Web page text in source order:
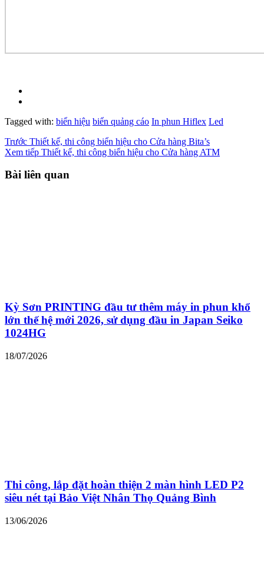
Tagged with: biển hiệu biển quảng cáo In phun Hiflex Led
Trước Thiết kế, thi công biển hiệu cho Cửa hàng Bita’s
Xem tiếp Thiết kế, thi công biển hiệu cho Cửa hàng ATM
Bài liên quan
Kỳ Sơn PRINTING đầu tư thêm máy in phun khổ
lớn thế hệ mới 2026, sử dụng đầu in Japan Seiko
1024HG
18/07/2026
Thi công, lắp đặt hoàn thiện 2 màn hình LED P2
siêu nét tại Bảo Việt Nhân Thọ Quảng Bình
13/06/2026